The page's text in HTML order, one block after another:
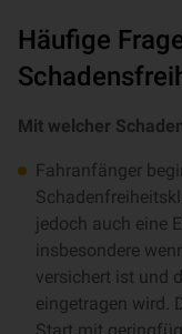
Häufige
Mit welcher
Fahranfänger
jedoch auch eine
insbesondere
versichert ist und
eingetragen wird.